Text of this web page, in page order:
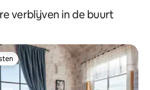
verblijven in de buurt